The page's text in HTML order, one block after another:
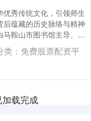
优秀传统文化，引领师生
后蕴藏的历史脉络与精神
马鞍山市图书馆主导、精
里乾坤”汉字文化主题展在
类： 免费股票配资平
载完成